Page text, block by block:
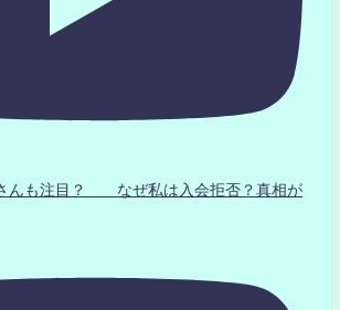
んも注目？ なぜ私は入会拒否？真相が